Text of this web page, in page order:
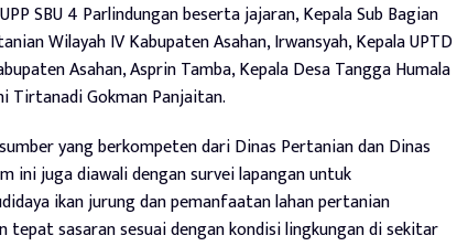
SBU 4 Parlindungan beserta jajaran, Kepala Sub Bagian
Wilayah IV Kabupaten Asahan, Irwansyah, Kepala UPTD
Asahan, Asprin Tamba, Kepala Desa Tangga Humala
Tirtanadi Gokman Panjaitan.
yang berkompeten dari Dinas Pertanian dan Dinas
ini juga diawali dengan survei lapangan untuk
ikan jurung dan pemanfaatan lahan pertanian
tepat sasaran sesuai dengan kondisi lingkungan di sekitar